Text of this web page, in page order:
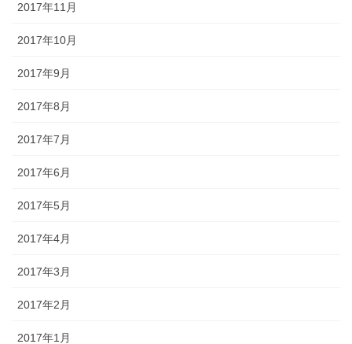
2017年11月
2017年10月
2017年9月
2017年8月
2017年7月
2017年6月
2017年5月
2017年4月
2017年3月
2017年2月
2017年1月